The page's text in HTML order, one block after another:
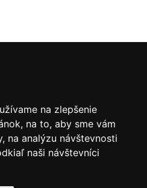
na zlepšenie
na to, aby sme vám
na analýzu návštevnosti
naši návštevníci